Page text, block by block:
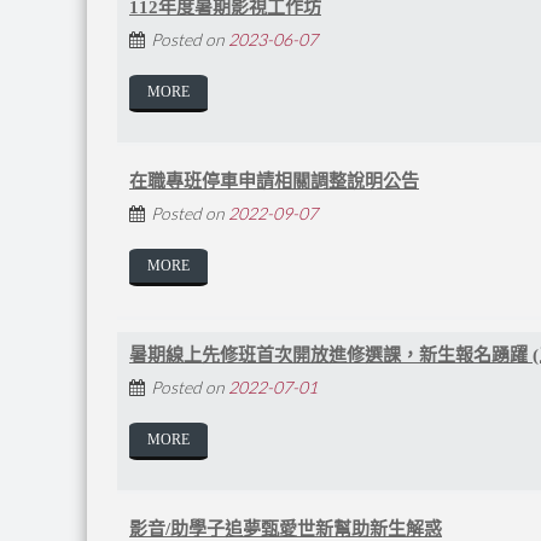
112年度暑期影視工作坊
Posted on 2023-06-07
MORE
在職專班停車申請相關調整說明公告
Posted on 2022-09-07
MORE
暑期線上先修班首次開放進修選課，新生報名踴躍
Posted on 2022-07-01
MORE
影音/助學子追夢甄愛世新幫助新生解惑